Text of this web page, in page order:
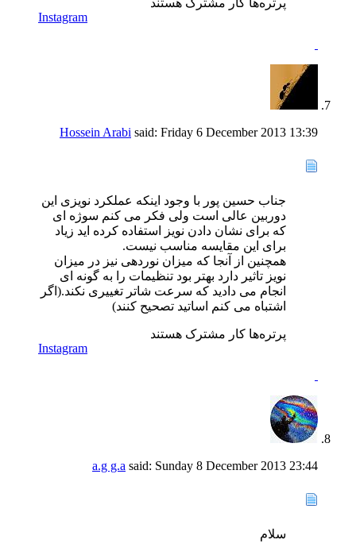
پرتره‌ها کار مشترک هستند
Instagram
Hossein Arabi said: Friday 6 December 2013 13:39
جناب حسین پور با وجود اینکه عملکرد نویزی این
دوربین عالی است ولی فکر می کنم سوژه ای
که برای نشان دادن نویز استفاده کرده اید زیاد
برای این مقایسه مناسب نیست.
همچنین از آنجا که میزان نوردهی نیز در میزان
نویز تاثیر دارد بهتر بود تنظیمات را به گونه ای
انجام می دادید که سرعت شاتر تغییری نکند.(اگر
اشتباه می کنم اساتید تصحیح کنند)
پرتره‌ها کار مشترک هستند
Instagram
a.g g.a said: Sunday 8 December 2013 23:44
سلام